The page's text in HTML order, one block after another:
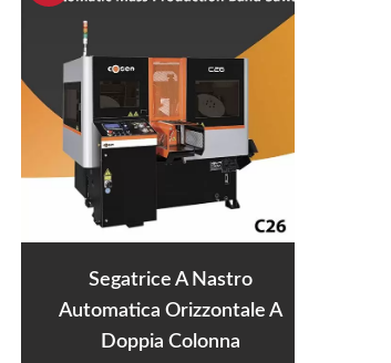
Segatrice A Nastro
Automatica Orizzontale A
Doppia Colonna